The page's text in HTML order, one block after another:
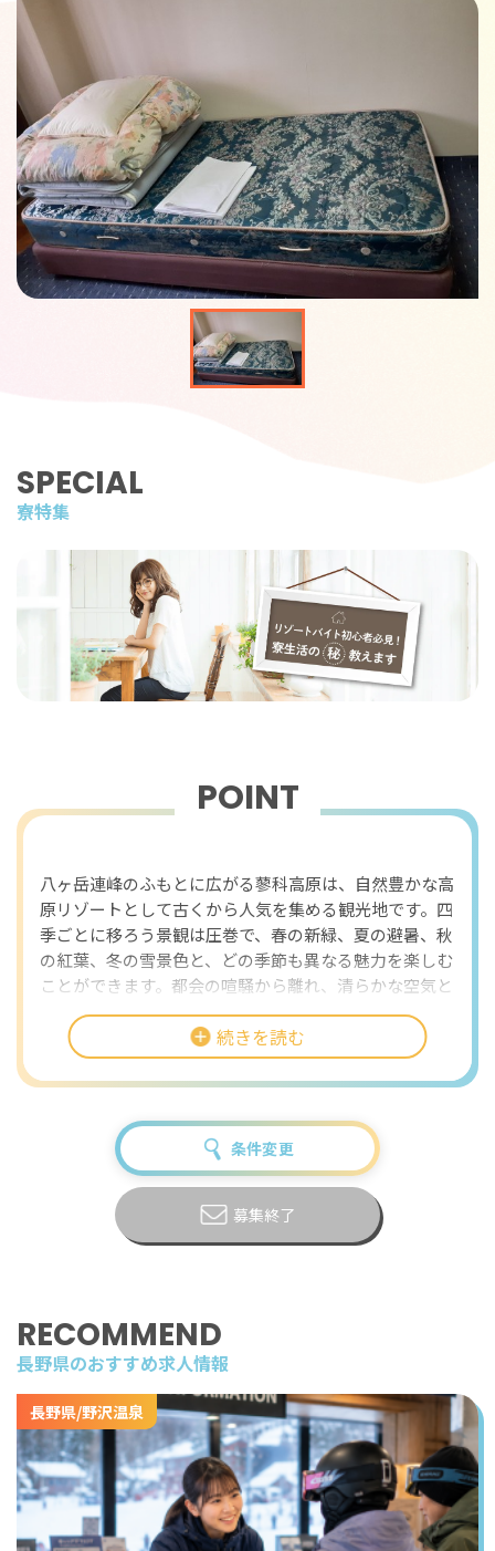
SPECIAL
寮特集
POINT
八ヶ岳連峰のふもとに広がる蓼科高原は、自然豊かな高
原リゾートとして古くから人気を集める観光地です。四
季ごとに移ろう景観は圧巻で、春の新緑、夏の避暑、秋
の紅葉、冬の雪景色と、どの季節も異なる魅力を楽しむ
ことができます。都会の喧騒から離れ、清らかな空気と
大自然に囲まれた環境で働けるのは、この案件ならでは
の特別なポイントです。
お仕事はホテルのフロント業務。チェックイン・チェッ
の“顔”として活躍するポジションです。未経験でもコミ
ュニケーションを大切にできる方なら大歓迎。国内外か
ら訪れる幅広い層のお客様を迎えることで、自然と接客
マナーやホスピタリティが身につきます。
面が紅葉に染まり、冬にはウィンタースポーツが楽しめ
るなど、季節ごとに異なる遊び方ができます。
また、ツーリングやドライブが好きな方には最高の環
境。ホテル前の道路は人気のドライブルートで、八ヶ岳
や霧ヶ峰高原、美ヶ原高原などへのアクセスも抜群。休
日に車やバイクで爽快な景色を走り抜けるのは、ここで
しかできない贅沢な体験です。
続きを読む
条件変更
募集終了
RECOMMEND
長野県のおすすめ求人情報
長野県/野沢温泉